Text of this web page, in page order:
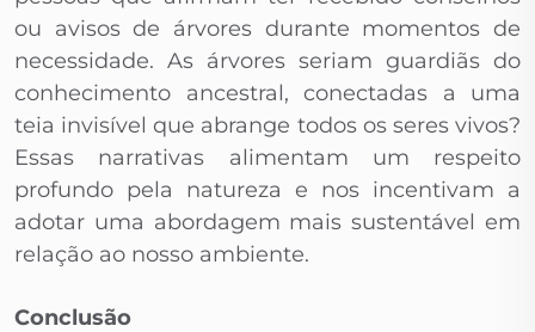
ou avisos de árvores durante momentos de
necessidade. As árvores seriam guardiãs do
conhecimento ancestral, conectadas a uma
teia invisível que abrange todos os seres vivos?
Essas narrativas alimentam um respeito
profundo pela natureza e nos incentivam a
adotar uma abordagem mais sustentável em
relação ao nosso ambiente.
Conclusão